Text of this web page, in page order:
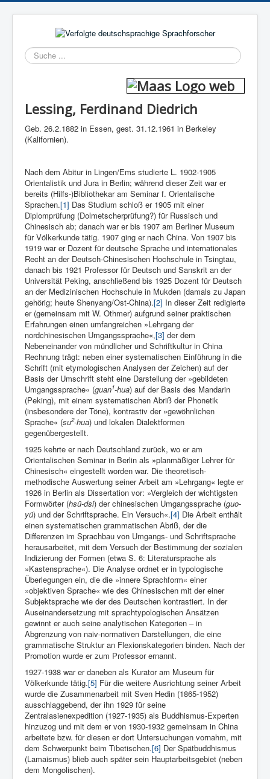
Lessing, Ferdinand Diedrich
Geb. 26.2.1882 in Essen, gest. 31.12.1961 in Berkeley
(Kalifor­nien).
Nach dem Abitur in Lingen/Ems studierte L. 1902-1905
Orientalistik und Jura in Berlin; während dieser Zeit war er
bereits (Hilfs-)Bibliothekar am Seminar f. Orientalische
Sprachen.[1] Das Studium schloß er 1905 mit einer
Diplomprüfung (Dolmetscherprü­fung?) für Russisch und
Chinesisch ab; danach war er bis 1907 am Berliner Museum
für Völkerkunde tätig. 1907 ging er nach China. Von 1907 bis
1919 war er Dozent für deutsche Sprache und interna­tionales
Recht an der Deutsch-Chinesischen Hochschule in Tsing­tau,
danach bis 1921 Professor für Deutsch und Sanskrit an der
Universität Peking, anschließend bis 1925 Dozent für Deutsch
an der Medizinischen Hochschule in Mukden (damals zu Japan
gehörig; heute Shenyang/Ost-China).[2] In dieser Zeit redigierte
er (gemeinsam mit W. Othmer) aufgrund seiner praktischen
Erfahrungen einen um­fangreichen »Lehrgang der
nordchinesischen Umgangssprache«,[3] der dem
Nebeneinander von mündlicher und Schriftkultur in China
Rechnung trägt: neben einer systematischen Einführung in die
Schrift (mit etymologischen Analysen der Zeichen) auf der
Basis der Umschrift steht eine Darstellung der »gebildeten
Umgangs­sprache« (guan1-hua) auf der Basis des Mandarin
(Peking), mit ei­nem systematischen Abriß der Phonetik
(insbesondere der Töne), kontrastiv der »gewöhnlichen
Sprache« (su2-hua) und lokalen Dia­lektformen
gegenübergestellt.
1925 kehrte er nach Deutschland zurück, wo er am
Orientalischen Semi­nar in Berlin als »planmäßiger Lehrer für
Chinesisch« eingestellt worden war. Die theoretisch-
methodische Auswertung seiner Arbeit am »Lehrgang« legte er
1926 in Berlin als Dissertation vor: »Vergleich der wichtigsten
Formwörter (hsü-dsi) der chinesischen Umgangssprache (guo-
yü) und der Schriftsprache. Ein Versuch«.[4] Die Arbeit enthält
einen systematischen grammatischen Abriß, der die
Differenzen im Sprachbau von Umgangs- und Schriftsprache
her­ausarbeitet, mit dem Versuch der Bestimmung der sozialen
Indizierung der Formen (etwa S. 6: Literatursprache als
»Kastensprache«). Die Analyse ordnet er in typologische
Überlegungen ein, die die »innere Sprachform« ei­ner
»objektiven Sprache« wie des Chinesischen mit der einer
Subjekt­sprache wie der des Deutschen kontrastiert. In der
Auseinandersetzung mit sprachtypologischen Ansätzen
gewinnt er auch seine analyti­schen Kategorien – in
Abgrenzung von naiv-normativen Darstellun­gen, die eine
grammatische Struktur an Flexionskategorien binden. Nach der
Promotion wurde er zum Professor ernannt.
1927-1938 war er daneben als Kurator am Museum für
Völkerkunde tätig.[5] Für die weitere Ausrichtung seiner Arbeit
wurde die Zusammenarbeit mit Sven Hedin (1865-1952)
ausschlaggebend, der ihn 1929 für seine
Zentralasienexpedition (1927-1935) als Buddhismus-Experten
hinzuzog und mit dem er von 1930-1932 gemeinsam in China
arbeitete bzw. für diesen er dort Untersuchungen vornahm, mit
dem Schwerpunkt beim Tibetischen.[6] Der Spätbuddhismus
(Lamaismus) blieb auch später sein Hauptarbeitsgebiet (neben
dem Mongolischen).